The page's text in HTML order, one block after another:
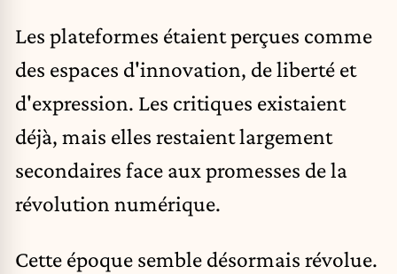
Les plateformes étaient perçues comme
des espaces d'innovation, de liberté et
d'expression. Les critiques existaient
déjà, mais elles restaient largement
secondaires face aux promesses de la
révolution numérique.
Cette époque semble désormais révolue.